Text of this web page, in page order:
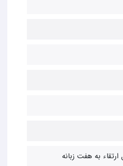
ارتقاء به هفت زبانه